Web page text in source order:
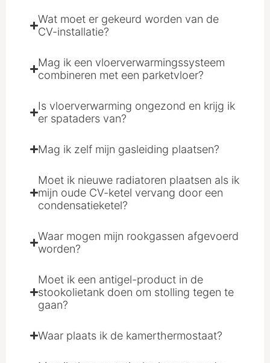
Wat moet er gekeurd worden van de
CV-installatie?
Mag ik een vloerverwarmingssysteem
combineren met een parketvloer?
Is vloerverwarming ongezond en krijg ik
er spataders van?
Mag ik zelf mijn gasleiding plaatsen?
Moet ik nieuwe radiatoren plaatsen als ik
mijn oude CV-ketel vervang door een
condensatieketel?
Waar mogen mijn rookgassen afgevoerd
worden?
Moet ik een antigel-product in de
stookolietank doen om stolling tegen te
gaan?
Waar plaats ik de kamerthermostaat?